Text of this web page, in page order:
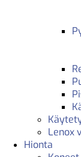
Lenox
Hionta